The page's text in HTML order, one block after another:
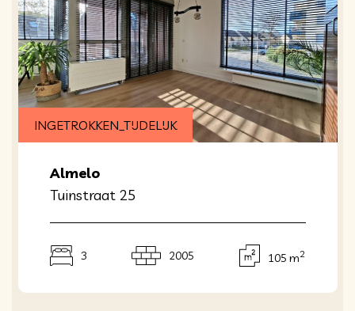
INGETROKKEN_TIJDELIJK
Almelo
Tuinstraat 25
3 2005 105 m2